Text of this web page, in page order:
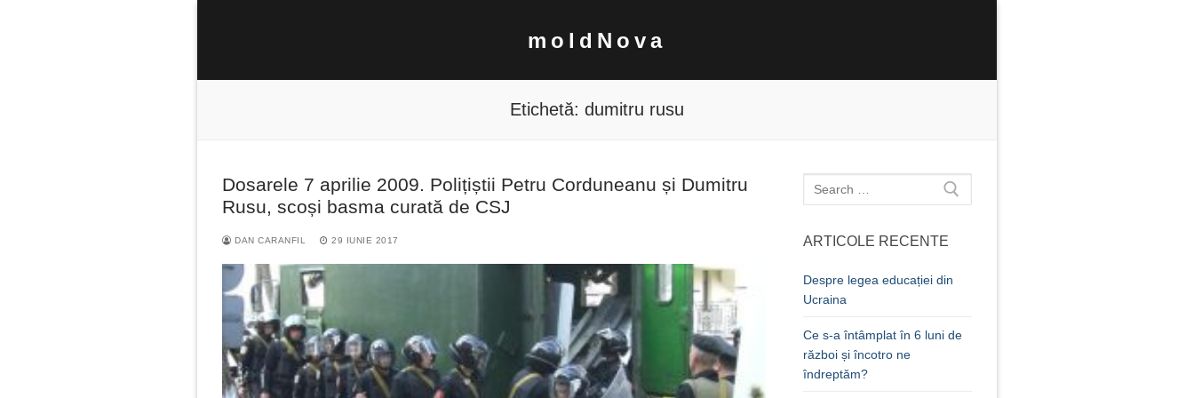
moldNova
Caută
după:
Etichetă: dumitru rusu
Dosarele 7 aprilie 2009. Polițiștii Petru Corduneanu și Dumitru
Rusu, scoși basma curată de CSJ
DAN CARANFIL 29 IUNIE 2017
Caută
după:
ARTICOLE RECENTE
Despre legea educației din
Ucraina
Ce s-a întâmplat în 6 luni de
război și încotro ne
îndreptăm?